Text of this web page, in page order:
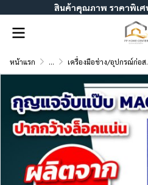
สินค้าคุณภาพ ราคาพิเศ
หน้าแรก ... เครื่องมือช่าง/อุปกรณ์ก่อสร้าง